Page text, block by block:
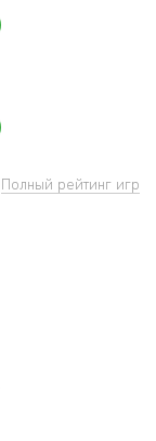
Полный рейтинг игр